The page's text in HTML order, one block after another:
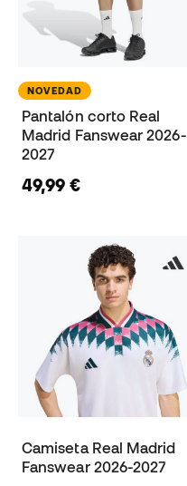
NOVEDAD
Pantalón corto Real
Madrid Fanswear 2026-
2027
49,99 €
Camiseta Real Madrid
Fanswear 2026-2027